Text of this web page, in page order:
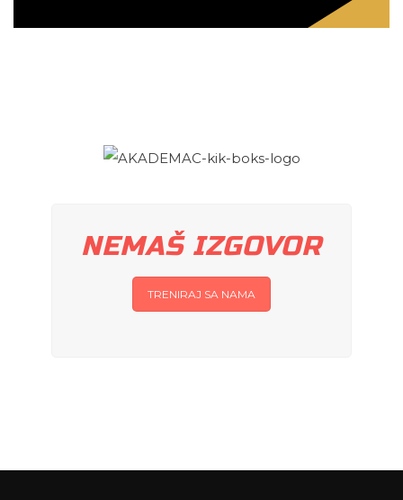
NEMAŠ IZGOVOR
TRENIRAJ SA NAMA